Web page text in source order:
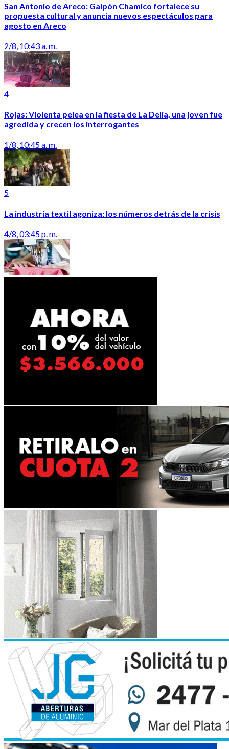
San Antonio de Areco: Galpón Chamico fortalece su
propuesta cultural y anuncia nuevos espectáculos para
agosto en Areco
2/8, 10:43 a. m.
4
Rojas: Violenta pelea en la fiesta de La Delia, una joven fue
agredida y crecen los interrogantes
1/8, 10:45 a. m.
5
La industria textil agoniza: los números detrás de la crisis
4/8, 03:45 p. m.